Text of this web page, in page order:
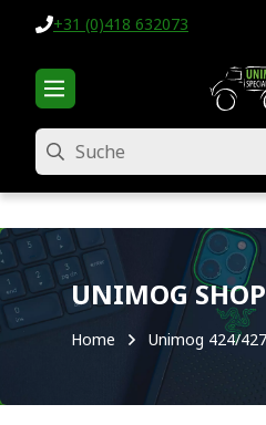
+31 (0)418 632073
Suche
UNIMOG SHOP
Home Unimog 424/